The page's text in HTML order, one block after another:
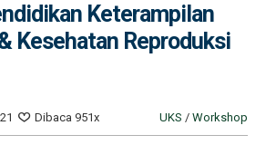
Keterampilan
Kesehatan Reproduksi
Dibaca 951x UKS / Workshop